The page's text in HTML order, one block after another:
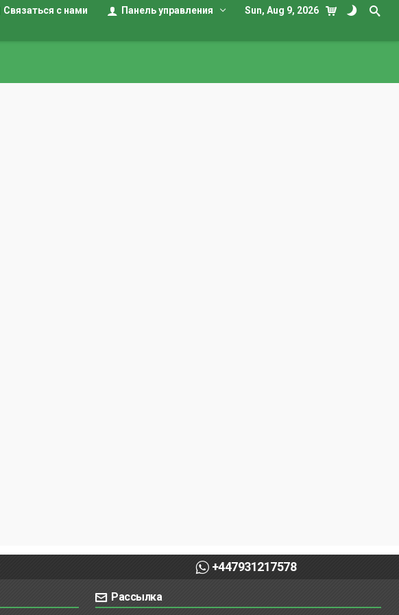
Связаться с нами Панель управления
Sun, Aug 9, 2026
+447931217578
Рассылка